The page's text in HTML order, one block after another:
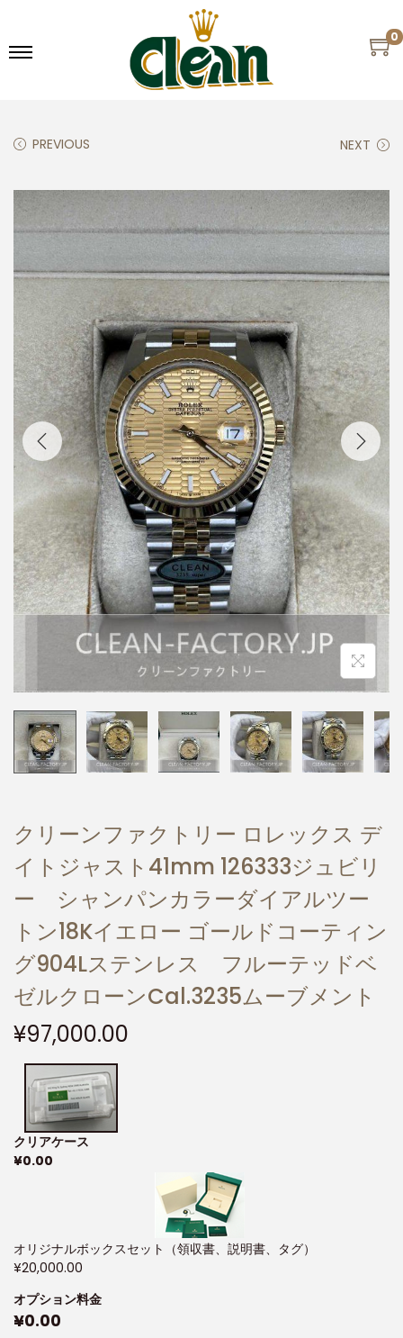
0
PREVIOUS NEXT
クリーンファクトリー ロレックス デ
イトジャスト41mm 126333ジュビリ
ー シャンパンカラーダイアルツー
トン18Kイエロー ゴールドコーティン
グ904Lステンレス フルーテッドベ
ゼルクローンCal.3235ムーブメント
¥97,000.00
クリアケース
¥0.00
オリジナルボックスセット（領収書、説明書、タグ）
¥20,000.00
オプション料金
¥0.00